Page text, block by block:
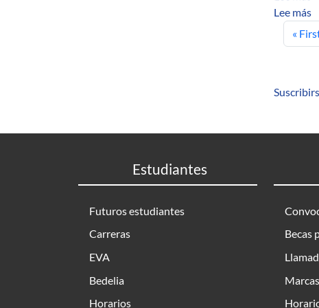
Lee más
«
Estudiantes
Futuros estudiantes
Carreras
EVA
Bedelia
Horarios
Becas